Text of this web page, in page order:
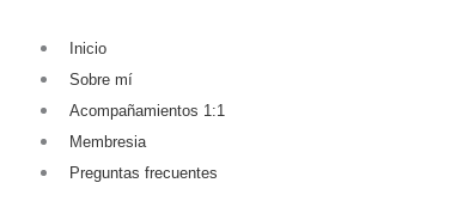
Inicio
Sobre mí
Acompañamientos 1:1
Membresia
Preguntas frecuentes